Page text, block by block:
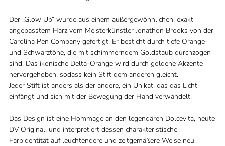
Der „Glow Up“ wurde aus einem außergewöhnlichen, exakt
angepasstem Harz vom Meisterkünstler Jonathon Brooks von der
Carolina Pen Company gefertigt. Er besticht durch tiefe Orange-
und Schwarztöne, die mit schimmerndem Goldstaub durchzogen
sind. Das ikonische Delta-Orange wird durch goldene Akzente
hervorgehoben, sodass kein Stift dem anderen gleicht.
Jeder Stift ist anders als der andere, ein Unikat, das das Licht
einfängt und sich mit der Bewegung der Hand verwandelt.
Das Design ist eine Hommage an den legendären Dolcevita, heute
DV Original, und interpretiert dessen charakteristische
Farbidentität auf leuchtendere und zeitgemäßere Weise neu.